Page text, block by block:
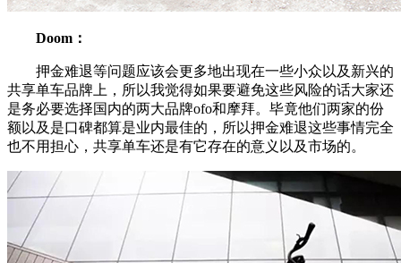
Doom：
押金难退等问题应该会更多地出现在一些小众以及新兴的
共享单车品牌上，所以我觉得如果要避免这些风险的话大家还
是务必要选择国内的两大品牌ofo和摩拜。毕竟他们两家的份
额以及是口碑都算是业内最佳的，所以押金难退这些事情完全
也不用担心，共享单车还是有它存在的意义以及市场的。